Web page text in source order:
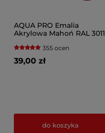
AQUA PRO Emalia
Akrylowa Mahoń RAL 3011
355 ocen
39,00 zł
do koszyka